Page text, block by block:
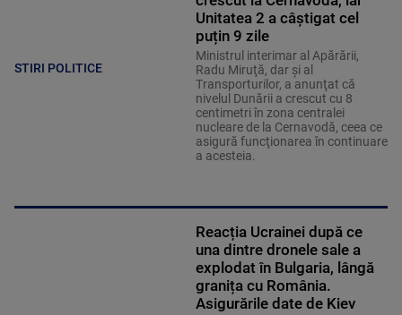
STIRI POLITICE
Unitatea 2 a câștigat cel
puțin 9 zile
Ministrul interimar al Apărării,
Radu Miruţă, dar şi al
Transporturilor, a anunţat că
nivelul Dunării a crescut cu 8
centimetri în zona centralei
nucleare de la Cernavodă, ceea ce
asigură funcţionarea în continuare
a acesteia.
Reacția Ucrainei după ce
una dintre dronele sale a
explodat în Bulgaria, lângă
granița cu România.
Asigurările date de Kiev